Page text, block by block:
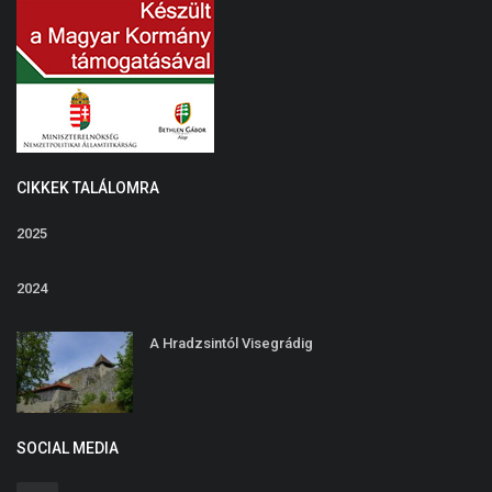
CIKKEK TALÁLOMRA
2025
2024
A Hradzsintól Visegrádig
SOCIAL MEDIA